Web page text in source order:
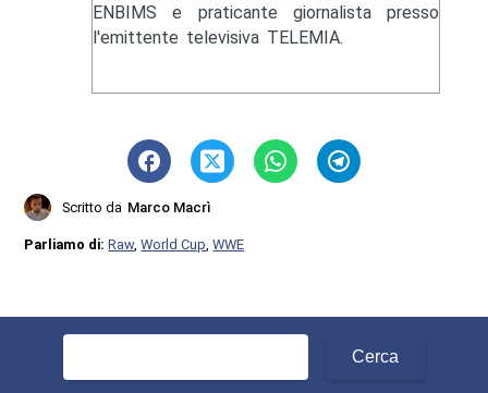
ENBIMS e praticante giornalista presso
l'emittente televisiva TELEMIA.
Scritto da Marco Macrì
Parliamo di:Raw,World Cup,WWE
Ricerca